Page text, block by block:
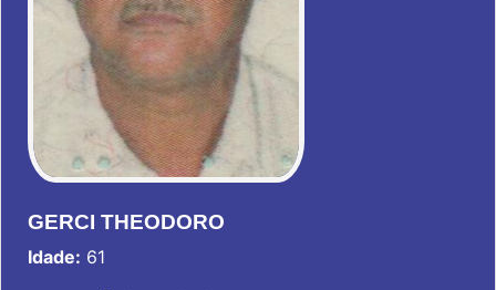
GERCI THEODORO
Idade: 61